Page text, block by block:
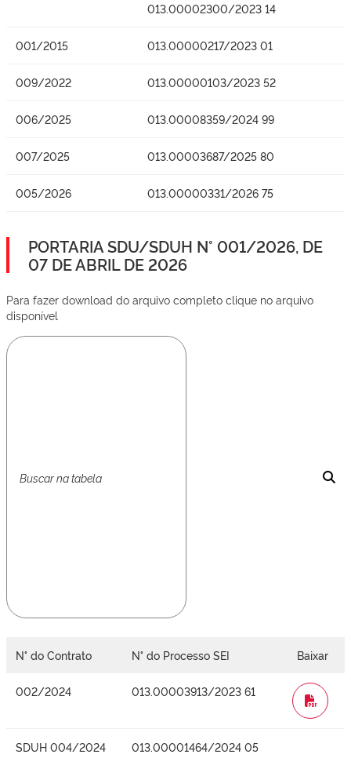
013.00002300/2023 14
001/2015 013.00000217/2023 01
009/2022 013.00000103/2023 52
006/2025 013.00008359/2024 99
007/2025 013.00003687/2025 80
005/2026 013.00000331/2026 75
PORTARIA SDU/SDUH N° 001/2026, DE
07 DE ABRIL DE 2026
Para fazer download do arquivo completo clique no arquivo
disponível
N° do Contrato N° do Processo SEI Baixar
002/2024 013.00003913/2023 61
WORD
SDUH 004/2024 013.00001464/2024 05